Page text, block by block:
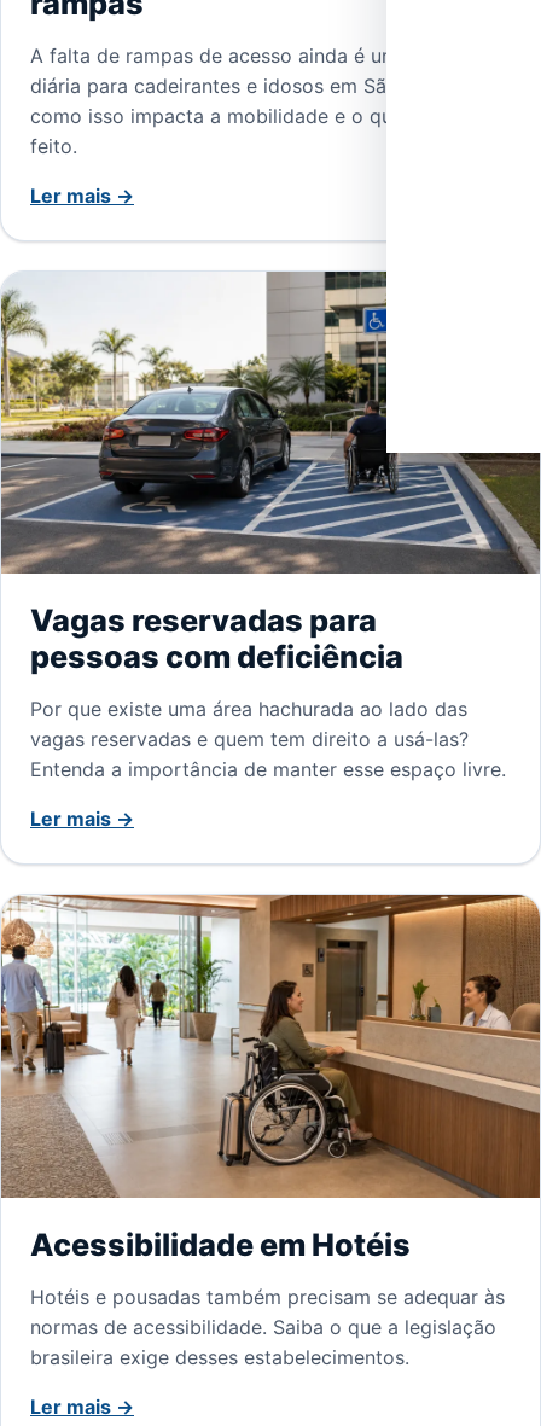
A falta de rampas de acesso ainda é uma barreira
diária para cadeirantes e idosos em São Paulo. Veja
como isso impacta a mobilidade e o que pode ser
feito.
Ler mais →
Vagas reservadas para
pessoas com deficiência
Por que existe uma área hachurada ao lado das
vagas reservadas e quem tem direito a usá-las?
Entenda a importância de manter esse espaço livre.
Ler mais →
Acessibilidade em Hotéis
Hotéis e pousadas também precisam se adequar às
normas de acessibilidade. Saiba o que a legislação
brasileira exige desses estabelecimentos.
Ler mais →